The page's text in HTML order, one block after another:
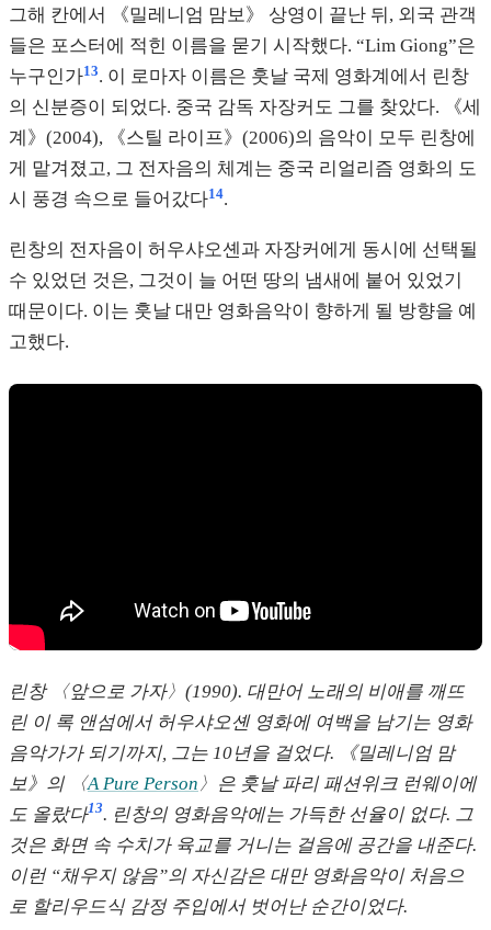
그해 칸에서 《밀레니엄 맘보》 상영이 끝난 뒤, 외국 관객
들은 포스터에 적힌 이름을 묻기 시작했다. “Lim Giong”은
누구인가13. 이 로마자 이름은 훗날 국제 영화계에서 린창
의 신분증이 되었다. 중국 감독 자장커도 그를 찾았다. 《세
계》(2004), 《스틸 라이프》(2006)의 음악이 모두 린창에
게 맡겨졌고, 그 전자음의 체계는 중국 리얼리즘 영화의 도
시 풍경 속으로 들어갔다14.
린창의 전자음이 허우샤오셴과 자장커에게 동시에 선택될
수 있었던 것은, 그것이 늘 어떤 땅의 냄새에 붙어 있었기
때문이다. 이는 훗날 대만 영화음악이 향하게 될 방향을 예
고했다.
린창 〈앞으로 가자〉(1990). 대만어 노래의 비애를 깨뜨
린 이 록 앤섬에서 허우샤오셴 영화에 여백을 남기는 영화
음악가가 되기까지, 그는 10년을 걸었다. 《밀레니엄 맘
보》의 〈A Pure Person 〉은 훗날 파리 패션위크 런웨이에
도 올랐다13. 린창의 영화음악에는 가득한 선율이 없다. 그
것은 화면 속 수치가 육교를 거니는 걸음에 공간을 내준다.
이런 “채우지 않음”의 자신감은 대만 영화음악이 처음으
로 할리우드식 감정 주입에서 벗어난 순간이었다.